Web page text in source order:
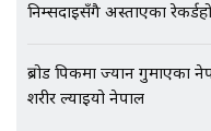
निम्सदाइसँगै अस्ताएका
ब्रोड पिकमा ज्यान गुमाएका
शरीर ल्याइयो नेपाल